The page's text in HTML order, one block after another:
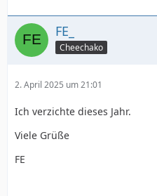
FE_
Cheechako
2. April 2025 um 21:01
Ich verzichte dieses Jahr.
Viele Grüße
FE